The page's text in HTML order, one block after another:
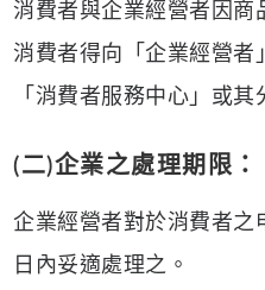
消費者與企業經營者因商
消費者得向「企業經營者
「消費者服務中心」或其
(二)企業之處理期限：
企業經營者對於消費者之
日內妥適處理之。